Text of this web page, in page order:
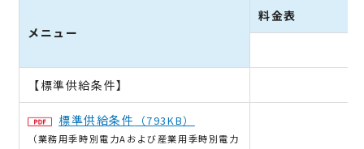
メニュー
料金表
【標準供給条件】
標準供給条件 （793KB）
（業務用季時別電力Aおよび産業用季時別電力